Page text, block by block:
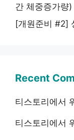
간 체중증가량
[개원준비 #2]
Recent
티스토리에서
티스토리에서